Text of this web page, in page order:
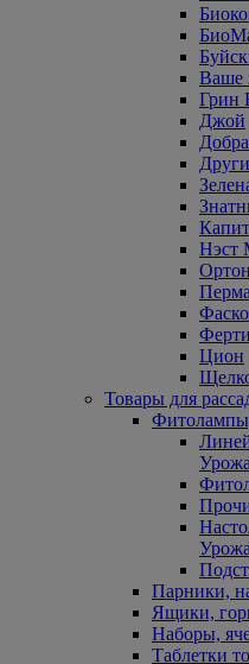
Ваше
Грин
Джой
Нэст
Ортон
Фаско
Цион
Товары для
Парники,
Ящики,
Наборы,
Таблетки